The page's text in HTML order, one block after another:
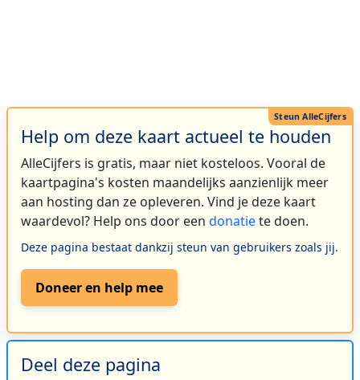
Help om deze kaart actueel te houden
AlleCijfers is gratis, maar niet kosteloos. Vooral de
kaartpagina's kosten maandelijks aanzienlijk meer
aan hosting dan ze opleveren. Vind je deze kaart
waardevol? Help ons door een donatiete doen.
Deze pagina bestaat dankzij steun van gebruikers zoals jij.
Doneer en help mee
Deel deze pagina